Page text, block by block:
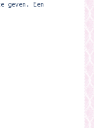
geven. Een